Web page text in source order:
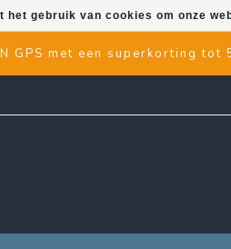
GPS met een superkorting tot
het gebruik van cookies om onze